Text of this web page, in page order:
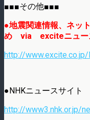
■■■その他■■■
●地震関連情報、ネッ
め via exciteニュー
http://
●NHKニュースサイト
http://www3.nhk.or.jp/